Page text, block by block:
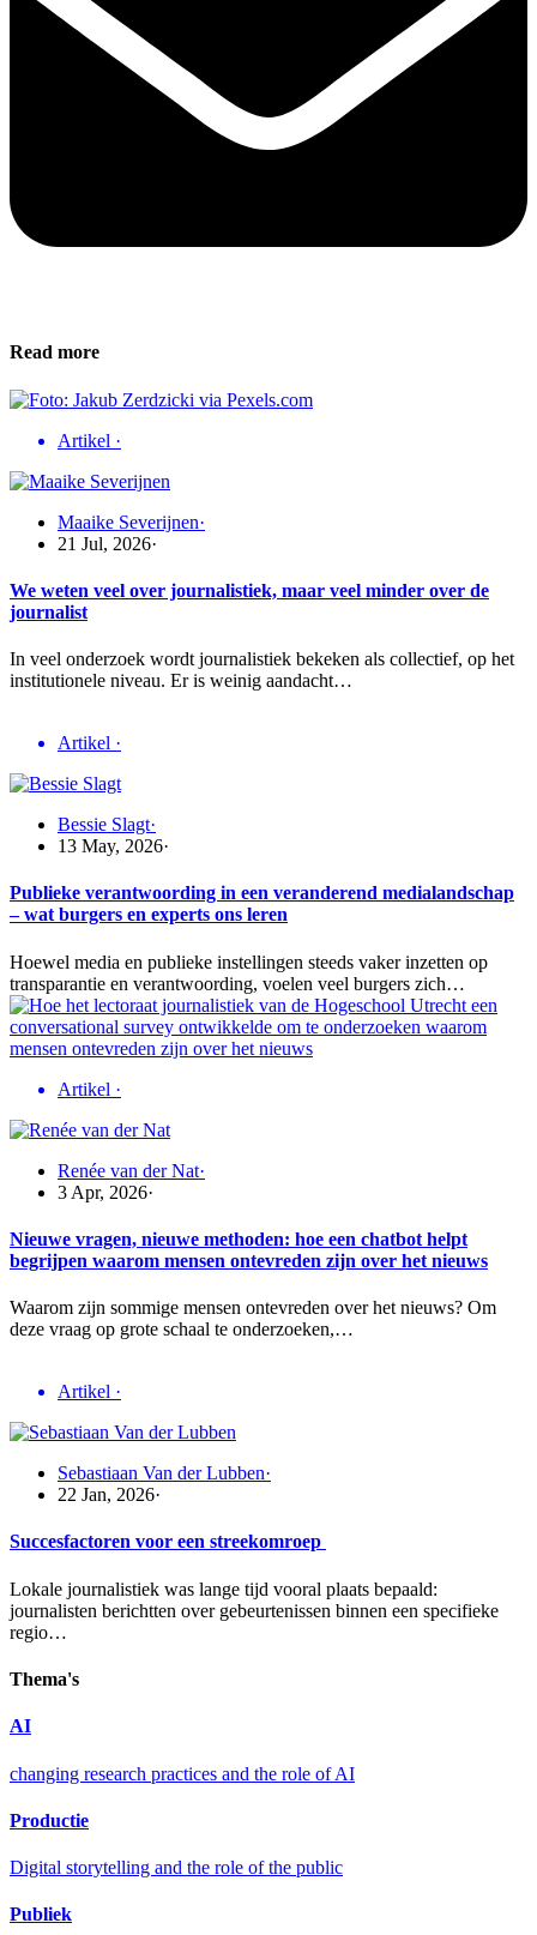
Read more
Artikel ·
Maaike Severijnen·
21 Jul, 2026·
We weten veel over journalistiek, maar veel minder over de
journalist
In veel onderzoek wordt journalistiek bekeken als collectief, op het
institutionele niveau. Er is weinig aandacht…
Artikel ·
Bessie Slagt·
13 May, 2026·
Publieke verantwoording in een veranderend medialandschap
– wat burgers en experts ons leren
Hoewel media en publieke instellingen steeds vaker inzetten op
transparantie en verantwoording, voelen veel burgers zich…
Artikel ·
Renée van der Nat·
3 Apr, 2026·
Nieuwe vragen, nieuwe methoden: hoe een chatbot helpt
begrijpen waarom mensen ontevreden zijn over het nieuws
Waarom zijn sommige mensen ontevreden over het nieuws? Om
deze vraag op grote schaal te onderzoeken,…
Artikel ·
Sebastiaan Van der Lubben·
22 Jan, 2026·
Succesfactoren voor een streekomroep
Lokale journalistiek was lange tijd vooral plaats bepaald:
journalisten berichtten over gebeurtenissen binnen een specifieke
regio…
Thema's
AI
changing research practices and the role of AI
Productie
Digital storytelling and the role of the public
Publiek